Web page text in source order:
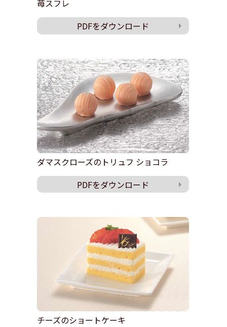
苺スフレ
PDFをダウンロード
ダマスクローズのトリュフ ショコラ
PDFをダウンロード
チーズのショートケーキ